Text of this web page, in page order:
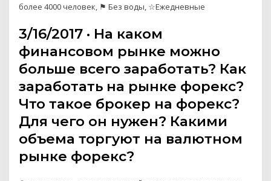
более 4000 человек, ⚑ Без воды, ☆Ежедневные
3/16/2017 · На каком
финансовом рынке можно
больше всего заработать? Как
заработать на рынке форекс?
Что такое брокер на форекс?
Для чего он нужен? Какими
объема торгуют на валютном
рынке форекс?